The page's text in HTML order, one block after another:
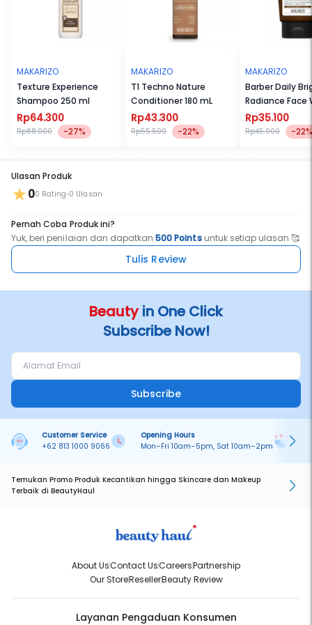
3. Gunakan sebelum atau sesudah menggunakan alat styling,
rambut auto terlindungi dari panas hingga 230℃ dan ternutrisi
dengan baik
PERHATIAN! Hindari kontak dengan mata. Jika terkena mata, segera
bilas dengan air bersih. Simpan di tempat sejuk dan kering, tidak
terkena sinar matahari secara langsung.
NO. HALAL LPPOM: 00410000107330421
MAKARIZO
Texture Experience
Shampoo 250 ml
Rp64.300
Rp88.000 -27%
MAKARIZO
T1 Techno Nature
Conditioner 180 mL
Rp43.300
Rp55.500 -22%
MAKARIZO
Barber Daily
Radiance Face
100mL
Rp35.100
Rp45.000 -22%
Ulasan Produk
00 Rating 0 Ulasan
Pernah Coba Produk ini?
Yuk, beri penilaian dan dapatkan500 Pointsuntuk setiap ulasan 🥰
Tulis Review
Beautyin One Click
Subscribe Now!
Subscribe
Customer Service
+62 813 1000 9066
Opening Hours
Mon–Fri 10am–5pm, Sat 10am–2pm
Temukan Promo Produk Kecantikan hingga Skincare dan Makeup
Terbaik di BeautyHaul
About UsContact UsCareersPartnership
Our StoreResellerBeauty Review
Layanan Pengaduan Konsumen